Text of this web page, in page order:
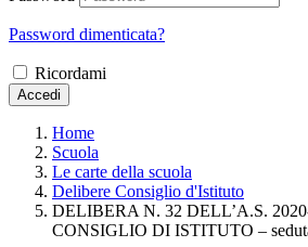
Password dimenticata?
Ricordami
Accedi
Home
Scuola
Le carte della scuola
Delibere Consiglio d'Istituto
DELIBERA N. 32 DELL’A.S.
CONSIGLIO DI ISTITUTO –